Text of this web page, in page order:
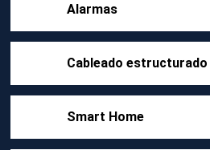
Alarmas
Cableado estructurado
Smart Home